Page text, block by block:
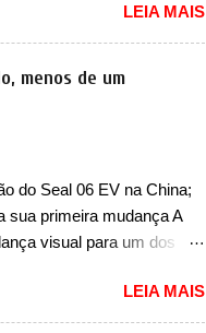
visuais e a estreia
sem
importantes que a
uma distância ainda
revolução no mercado
do que isso: ela é a
longo da sua história,
LEIA MAIS
menos de um
do Seal 06 EV na China;
sua primeira mudança A
visual para um dos
há menos de um ano. O
na dianteira e na
LEIA MAIS